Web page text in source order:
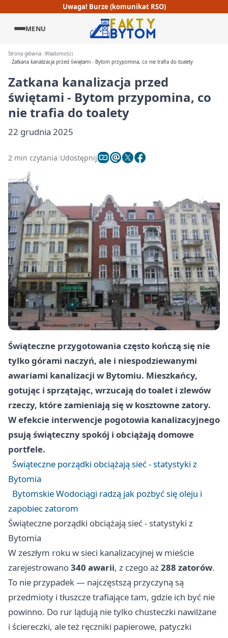
Uwaga! Burze (komunikat RSO)
MENU
Strona główna Wiadomości
Zatkana kanalizacja przed świętami - Bytom przypomina, co nie trafia do toalety
Zatkana kanalizacja przed
świętami - Bytom przypomina, co
nie trafia do toalety
22 grudnia 2025
2 min czytania Udostępnij
Świąteczne przygotowania często kończą się nie
tylko górami naczyń, ale i niespodziewanymi
awariami kanalizacji w Bytomiu. Mieszkańcy,
gotując i sprzątając, wrzucają do toalet i zlewów
rzeczy, które zamieniają się w kosztowne zatory.
W efekcie interwencje pogotowia kanalizacyjnego
psują świąteczny spokój i obciążają domowe
portfele.
Świąteczne porządki obciążają sieć - statystyki z
Bytomia
Bytomskie Wodociągi radzą jak pozbyć się oleju i
zapobiec zatorom
Świąteczne porządki obciążają sieć - statystyki z
Bytomia
W zeszłym roku w sieci kanalizacyjnej w mieście
zarejestrowano340 awarii, z czego aż288 zatorów.
To nie przypadek — najczęstszą przyczyną są
przedmioty i tłuszcze trafiające tam, gdzie ich być nie
powinno. Do rur lądują nie tylko chusteczki nawilżane
i ściereczki, ale też ręczniki papierowe, patyczki